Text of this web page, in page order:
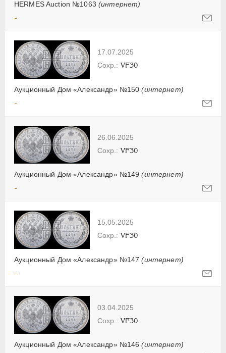
HERMES Auction №1063 (интернет)
-
17.07.2025
Аукционный Дом «Александр» №150(интернет)
VF30
-
26.06.2025
Аукционный Дом «Александр» №149(интернет)
VF30
-
15.05.2025
Аукционный Дом «Александр» №147(интернет)
VF30
-
03.04.2025
Аукционный Дом «Александр» №146(интернет)
VF30